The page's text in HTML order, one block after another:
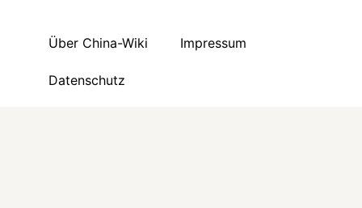
Über China-Wiki Impressum
Datenschutz